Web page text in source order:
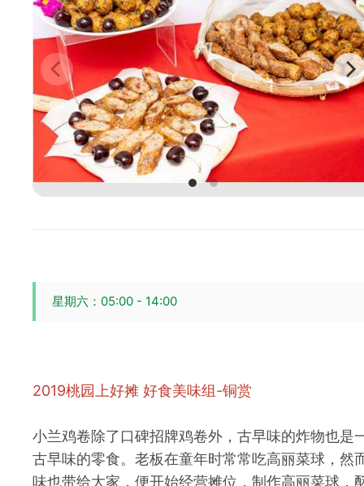
星期六：05:00 - 14:00
2019桃园上好摊 好食美味组-铜赏
小兰鸡卷除了口碑招牌鸡卷外，古早味的炸物也
古早味的零食。老板在童年时常常吃高丽菜球，
味也带给大家，便开始经营摊位，制作高丽菜球